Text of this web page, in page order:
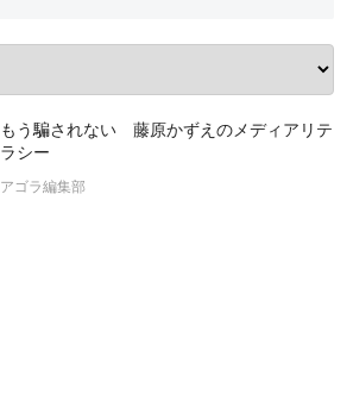
もう騙されない 藤原かずえのメディアリテ
ラシー
アゴラ編集部